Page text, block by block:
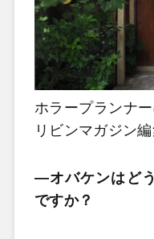
ホラープランナ
リビンマガジン編
—オバケンはど
ですか？